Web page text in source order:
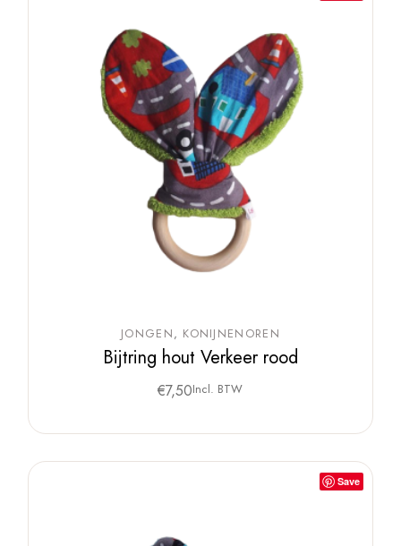
JONGEN KONIJNENOREN
Bijtring hout Verkeer rood
€7,50Incl. BTW
Save